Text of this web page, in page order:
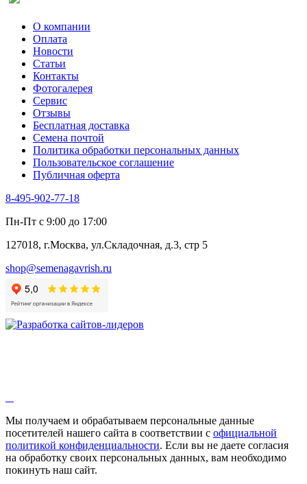
Тмин
Трава для чая
Туласи
Укроп
Фенхель пряный
Хризантема овощная
Цикорий пряный
Цикорий салатный (Витлуф)
Черемша
Шпинат
Щавель
Эндивий
Эстрагон
Алтей
Бессмертник
Валериана
Валерианелла
Гибискус лекарственный
Девясил
Душица
Змееголовник
Мыльнянка
Мята
Овсяный корень
Огуречная трава
Пустырник
О компании
Оплата
Новости
Статьи
Контакты
Фотогалерея​
Сервис
Отзывы
Бесплатная доставка
Семена почтой
Политика обработки персональных данных
Пользовательское соглашение
Публичная оферта
8-495-902-77-18
Пн-Пт с 9:00 до 17:00
127018, г.Москва, ул.Складочная, д.3, стр 5
shop@semenagavrish.ru
Мы получаем и обрабатываем персональные данные
посетителей нашего сайта в соответствии с официальной
политикой конфиденциальности. Если вы не даете согласия
на обработку своих персональных данных, вам необходимо
покинуть наш сайт.